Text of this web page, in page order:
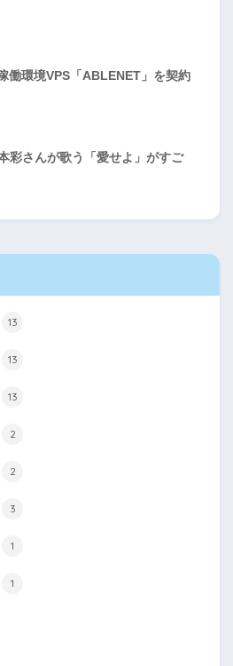
働環境VPS「ABLENET」を契約
彩さんが歌う「愛せよ」がすご
13
13
13
2
2
3
1
1